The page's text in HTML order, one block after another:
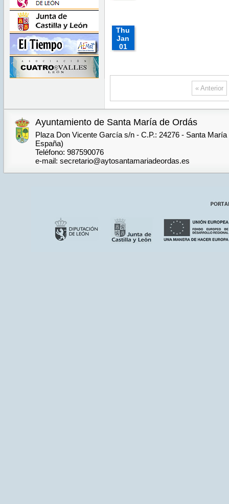
Tue Mar
08
00:00:00
CET
2022
Thu
Jan
01
1970
Thu Jan
01:00:00
CET
1970
« Anterior
Ayuntamiento de Santa María de Ordás
Plaza Don Vicente García s/n - C.P.: 24276 - Santa
España)
Teléfono: 987590076
e-mail: secretario@aytosantamariadeordas.es